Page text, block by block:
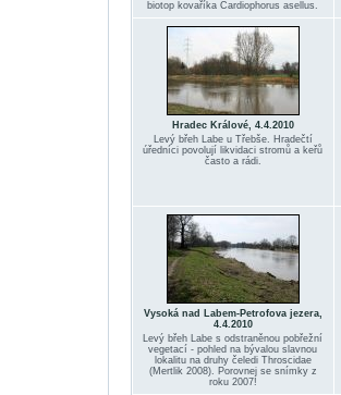
biotop kovaříka Cardiophorus asellus.
Hradec Králové, 4.4.2010
Levý břeh Labe u Třebše. Hradečtí
úředníci povolují likvidaci stromů a keřů
často a rádi.
Vysoká nad Labem-Petrofova jezera,
4.4.2010
Levý břeh Labe s odstraněnou pobřežní
vegetací - pohled na bývalou slavnou
lokalitu na druhy čeledi Throscidae
(Mertlik 2008). Porovnej se snímky z
roku 2007!